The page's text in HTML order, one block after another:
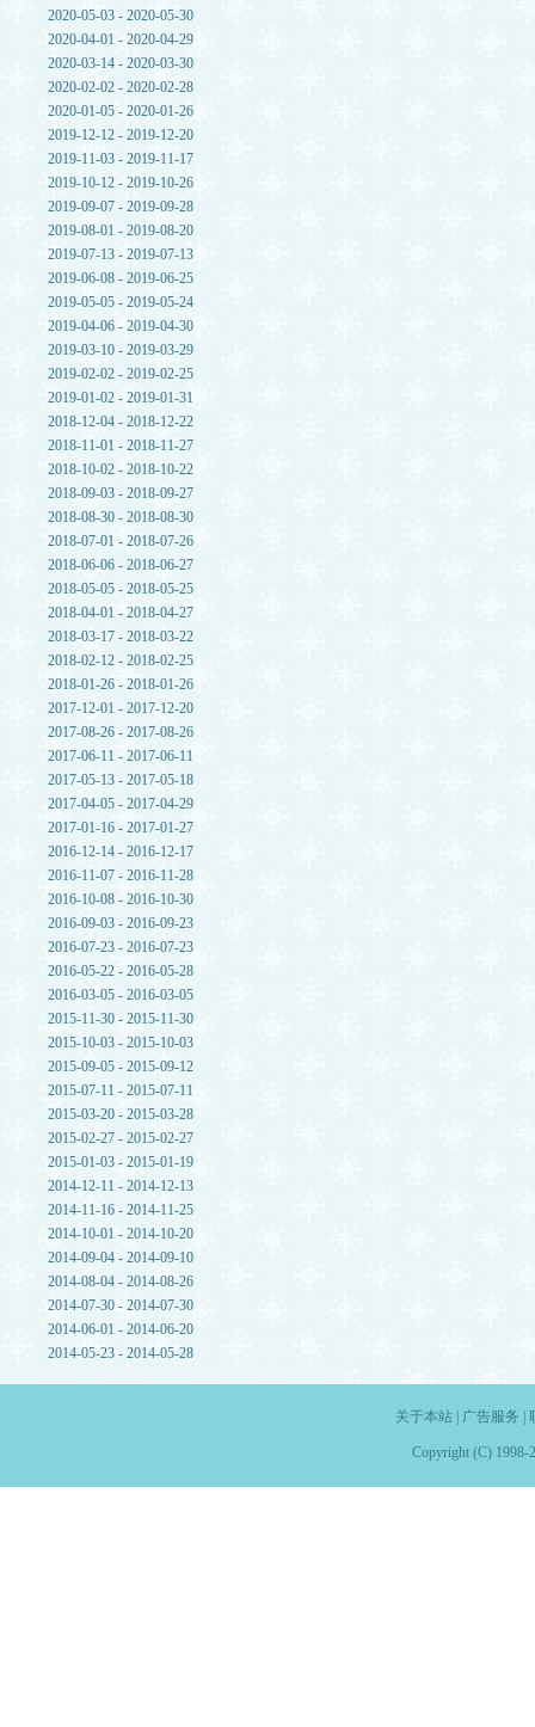
2020-05-03 - 2020-05-30
2020-04-01 - 2020-04-29
2020-03-14 - 2020-03-30
2020-02-02 - 2020-02-28
2020-01-05 - 2020-01-26
2019-12-12 - 2019-12-20
2019-11-03 - 2019-11-17
2019-10-12 - 2019-10-26
2019-09-07 - 2019-09-28
2019-08-01 - 2019-08-20
2019-07-13 - 2019-07-13
2019-06-08 - 2019-06-25
2019-05-05 - 2019-05-24
2019-04-06 - 2019-04-30
2019-03-10 - 2019-03-29
2019-02-02 - 2019-02-25
2019-01-02 - 2019-01-31
2018-12-04 - 2018-12-22
2018-11-01 - 2018-11-27
2018-10-02 - 2018-10-22
2018-09-03 - 2018-09-27
2018-08-30 - 2018-08-30
2018-07-01 - 2018-07-26
2018-06-06 - 2018-06-27
2018-05-05 - 2018-05-25
2018-04-01 - 2018-04-27
2018-03-17 - 2018-03-22
2018-02-12 - 2018-02-25
2018-01-26 - 2018-01-26
2017-12-01 - 2017-12-20
2017-08-26 - 2017-08-26
2017-06-11 - 2017-06-11
2017-05-13 - 2017-05-18
2017-04-05 - 2017-04-29
2017-01-16 - 2017-01-27
2016-12-14 - 2016-12-17
2016-11-07 - 2016-11-28
2016-10-08 - 2016-10-30
2016-09-03 - 2016-09-23
2016-07-23 - 2016-07-23
2016-05-22 - 2016-05-28
2016-03-05 - 2016-03-05
2015-11-30 - 2015-11-30
2015-10-03 - 2015-10-03
2015-09-05 - 2015-09-12
2015-07-11 - 2015-07-11
2015-03-20 - 2015-03-28
2015-02-27 - 2015-02-27
2015-01-03 - 2015-01-19
2014-12-11 - 2014-12-13
2014-11-16 - 2014-11-25
2014-10-01 - 2014-10-20
2014-09-04 - 2014-09-10
2014-08-04 - 2014-08-26
2014-07-30 - 2014-07-30
2014-06-01 - 2014-06-20
2014-05-23 - 2014-05-28
关于本站| 广告服务
Copyright (C) 1998-